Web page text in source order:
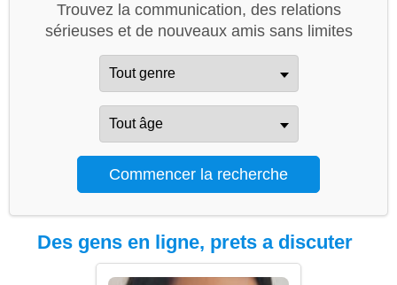
Trouvez la communication, des relations
sérieuses et de nouveaux amis sans limites
Des gens en ligne, prets a discuter